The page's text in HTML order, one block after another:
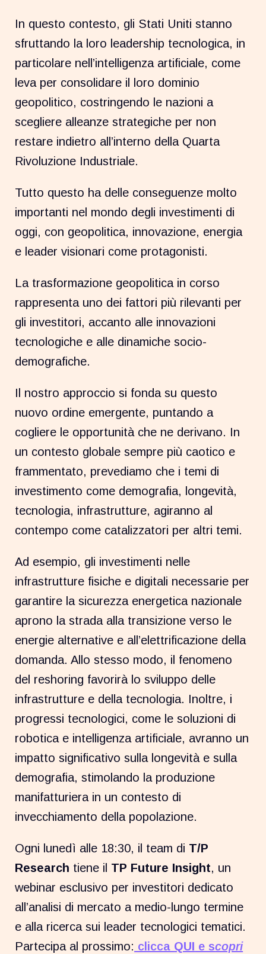
In questo contesto, gli Stati Uniti stanno
sfruttando la loro leadership tecnologica, in
particolare nell’intelligenza artificiale, come
leva per consolidare il loro dominio
geopolitico, costringendo le nazioni a
scegliere alleanze strategiche per non
restare indietro all’interno della Quarta
Rivoluzione Industriale.
Tutto questo ha delle conseguenze molto
importanti nel mondo degli investimenti di
oggi, con geopolitica, innovazione, energia
e leader visionari come protagonisti.
La trasformazione geopolitica in corso
rappresenta uno dei fattori più rilevanti per
gli investitori, accanto alle innovazioni
tecnologiche e alle dinamiche socio-
demografiche.
Il nostro approccio si fonda su questo
nuovo ordine emergente, puntando a
cogliere le opportunità che ne derivano. In
un contesto globale sempre più caotico e
frammentato, prevediamo che i temi di
investimento come demografia, longevità,
tecnologia, infrastrutture, agiranno al
contempo come catalizzatori per altri temi.
Ad esempio, gli investimenti nelle
infrastrutture fisiche e digitali necessarie per
garantire la sicurezza energetica nazionale
aprono la strada alla transizione verso le
energie alternative e all’elettrificazione della
domanda. Allo stesso modo, il fenomeno
del reshoring favorirà lo sviluppo delle
infrastrutture e della tecnologia. Inoltre, i
progressi tecnologici, come le soluzioni di
robotica e intelligenza artificiale, avranno un
impatto significativo sulla longevità e sulla
demografia, stimolando la produzione
manifatturiera in un contesto di
invecchiamento della popolazione.
Ogni lunedì alle 18:30, il team di T/P
Research tiene il TP Future Insight, un
webinar esclusivo per investitori dedicato
all’analisi di mercato a medio-lungo termine
e alla ricerca sui leader tecnologici tematici.
Partecipa al prossimo: clicca QUI e scopri